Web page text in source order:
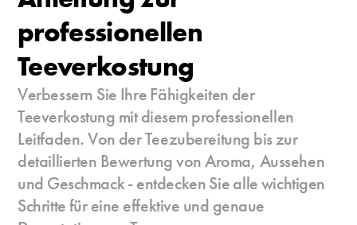
professionellen
Teeverkostung
Verbessern Sie Ihre Fähigkeiten der
Teeverkostung mit diesem professionellen
Leitfaden. Von der Teezubereitung bis zur
detaillierten Bewertung von Aroma, Aussehen
und Geschmack - entdecken Sie alle wichtigen
Schritte für eine effektive und genaue